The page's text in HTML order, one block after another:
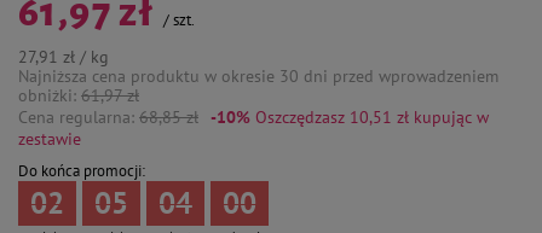
61,97 zł /szt.
27,91 zł / kg
Najniższa cena produktu w okresie 30 dni przed wprowadzeniem
obniżki: 61,97 zł
Cena regularna: 68,85 zł -10% Oszczędzasz 10,51 zł kupując w
zestawie
Do końca promocji:
02 05 04 00